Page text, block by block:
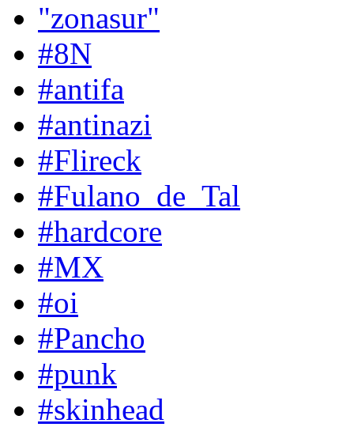
"zonasur"
#8N
#antifa
#antinazi
#Flireck
#Fulano_de_Tal
#hardcore
#MX
#oi
#Pancho
#punk
#skinhead